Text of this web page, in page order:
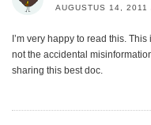
AUGUSTUS 14, 2011
I’m very happy to read this.
not the accidental
sharing this best doc.